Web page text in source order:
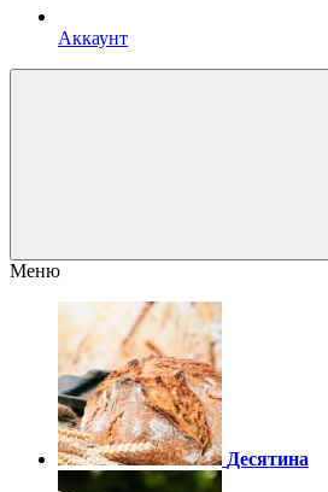
Аккаунт
Меню
Десятина